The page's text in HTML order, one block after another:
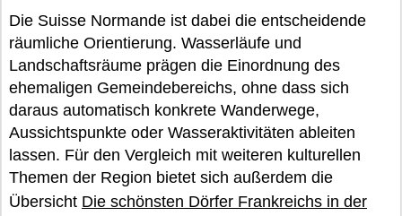
Die Suisse Normande ist dabei die entscheidende
räumliche Orientierung. Wasserläufe und
Landschaftsräume prägen die Einordnung des
ehemaligen Gemeindebereichs, ohne dass sich
daraus automatisch konkrete Wanderwege,
Aussichtspunkte oder Wasseraktivitäten ableiten
lassen. Für den Vergleich mit weiteren kulturellen
Themen der Region bietet sich außerdem die
Übersicht Die schönsten Dörfer Frankreichs in der